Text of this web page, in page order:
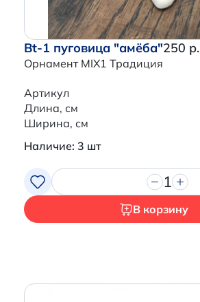
Bt-1 пуговица "амёба"
Орнамент MIX1 Традиция
250 р.
Артикул
Длина, см
Ширина, см
Наличие: 3 шт
1
В корзину